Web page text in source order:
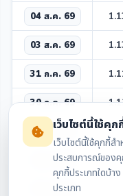
04 ส.ค. 69
03 ส.ค. 69
31 ก.ค. 69
30 ก.ค. 69
27 ก.ค. 69
24 ก.ค. 69
23 ก.ค. 69
เว็บไซต์นี้ใช้คุก
เว็บไซต์นี้ใช้คุกกี้ส
ประสบการณ์ของ
คุกกี้ประเภทใดบ้า
ประเภท